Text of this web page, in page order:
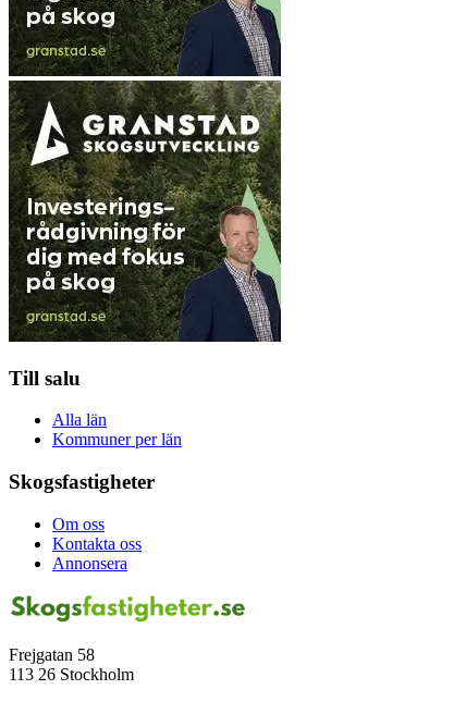
Till salu
Alla län
Kommuner per län
Skogsfastigheter
Om oss
Kontakta oss
Annonsera
Frejgatan 58
113 26 Stockholm